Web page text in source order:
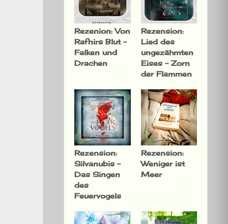
Rezenion: Von
Rafnirs Blut –
Falken und
Drachen
Rezension:
Lied des
ungezähmten
Eises – Zorn
der Flammen
Rezension:
Silvanubis –
Das Singen
des
Feuervogels
Rezension:
Weniger ist
Meer